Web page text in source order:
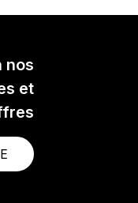
nos
et